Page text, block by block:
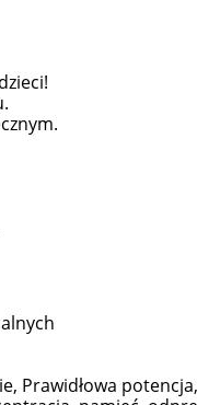
regularna:
do koszyka
Prawidłowa